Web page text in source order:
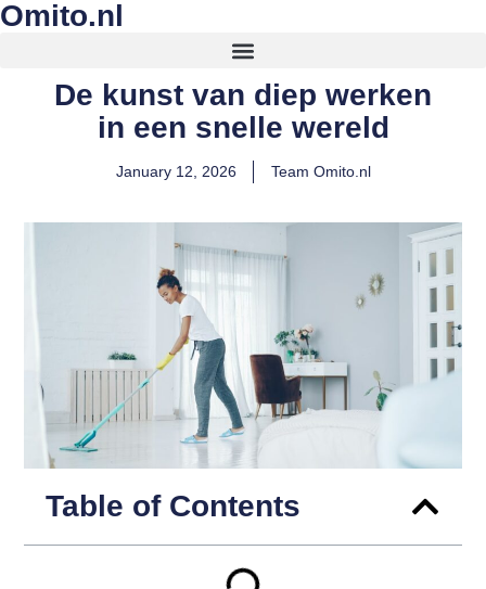
Omito.nl
De kunst van diep werken
in een snelle wereld
January 12, 2026 Team Omito.nl
Table of Contents